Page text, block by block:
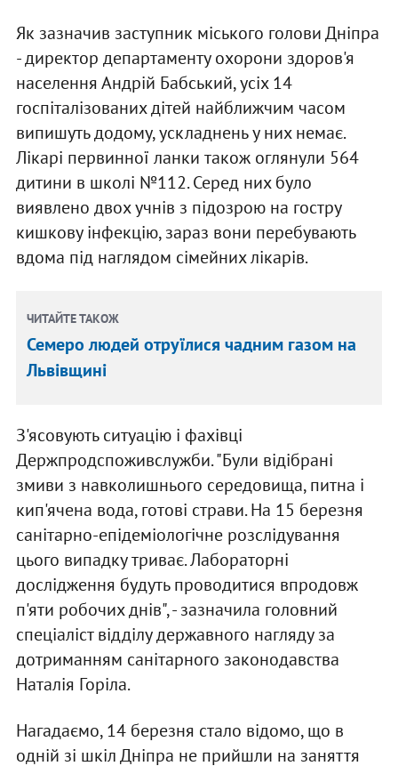
Як зазначив заступник міського голови Дніпра
- директор департаменту охорони здоров'я
населення Андрій Бабський, усіх 14
госпіталізованих дітей найближчим часом
випишуть додому, ускладнень у них немає.
Лікарі первинної ланки також оглянули 564
дитини в школі №112. Серед них було
виявлено двох учнів з підозрою на гостру
кишкову інфекцію, зараз вони перебувають
вдома під наглядом сімейних лікарів.
ЧИТАЙТЕ ТАКОЖ
Семеро людей отруїлися чадним газом на
Львівщині
З'ясовують ситуацію і фахівці
Держпродспоживслужби. "Були відібрані
змиви з навколишнього середовища, питна і
кип'ячена вода, готові страви. На 15 березня
санітарно-епідеміологічне розслідування
цього випадку триває. Лабораторні
дослідження будуть проводитися впродовж
п'яти робочих днів", - зазначила головний
спеціаліст відділу державного нагляду за
дотриманням санітарного законодавства
Наталія Горіла.
Нагадаємо, 14 березня стало відомо, що в
одній зі шкіл Дніпра не прийшли на заняття